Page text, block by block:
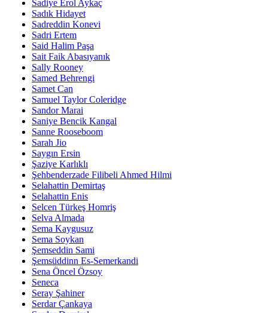
Sadiye Erol Aykaç
Sadık Hidayet
Sadreddin Konevi
Sadri Ertem
Said Halim Paşa
Sait Faik Abasıyanık
Sally Rooney
Samed Behrengi
Samet Can
Samuel Taylor Coleridge
Sandor Marai
Saniye Bencik Kangal
Sanne Rooseboom
Sarah Jio
Saygın Ersin
Şaziye Karlıklı
Şehbenderzade Filibeli Ahmed Hilmi
Selahattin Demirtaş
Selahattin Enis
Selcen Türkeş Homriş
Selva Almada
Sema Kaygusuz
Sema Soykan
Şemseddin Sami
Şemsüddinn Es-Semerkandi
Sena Öncel Özsoy
Seneca
Seray Şahiner
Serdar Çankaya